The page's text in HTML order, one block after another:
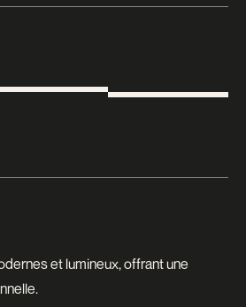
et lumineux, offrant une